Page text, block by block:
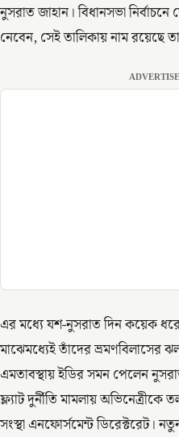
নুসরাত জাহান। বিধানসভা
নেবেন, সেই তালিকায় নাম রয়েছে
এর মধ্যে যশ-নুসরাত দিন কয়েক
মাঝেমধ্যেই তাঁদের ভ্রমণবিলাসের
এমতাবস্থায় ইডির সমন পেলেন
ফ্ল্যাট দুর্নীতি মামলায় অভিনেত্রীকে
সংস্থা এনফোর্সমেন্ট ডিরেক্টরেট।